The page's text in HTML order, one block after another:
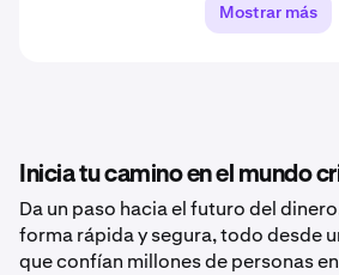
Mostrar más
Inicia tu camino en el mundo
Da un paso hacia el futuro del
forma rápida y segura, todo desde
que confían millones de personas